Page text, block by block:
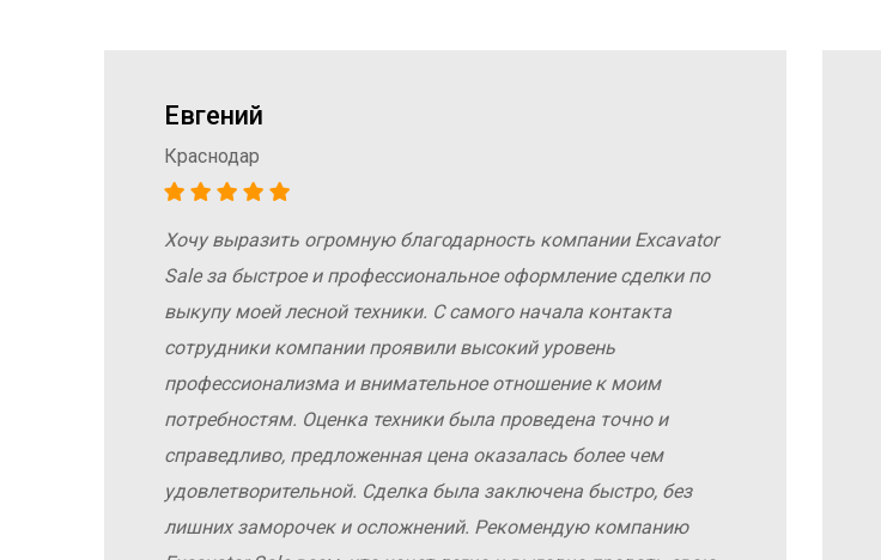
Евгений
Краснодар
Хочу выразить огромную благодарность компании Excavator
Sale за быстрое и профессиональное оформление сделки по
выкупу моей лесной техники. С самого начала контакта
сотрудники компании проявили высокий уровень
профессионализма и внимательное отношение к моим
потребностям. Оценка техники была проведена точно и
справедливо, предложенная цена оказалась более чем
удовлетворительной. Сделка была заключена быстро, без
лишних заморочек и осложнений. Рекомендую компанию